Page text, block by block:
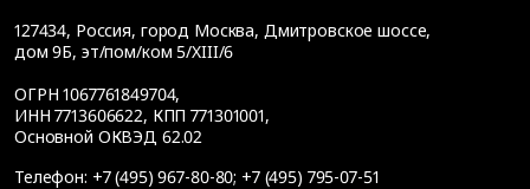
127434, Россия, город Москва, Дмитровское шоссе,
дом 9Б, эт/пом/ком 5/XIII/6
ОГРН 1067761849704,
ИНН 7713606622, КПП 771301001,
Основной ОКВЭД 62.02
Телефон: +7 (495) 967-80-80; +7 (495) 795-07-51